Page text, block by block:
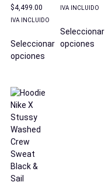
$4,499.00
IVA INCLUIDO
Seleccionar
opciones
IVA INCLUIDO
Seleccionar
opciones